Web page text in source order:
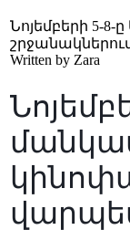
Նոյեմբերի 5-
Written by Zara